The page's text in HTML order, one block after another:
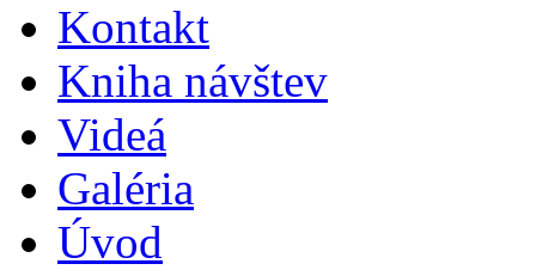
Kontakt
Kniha návštev
Videá
Galéria
Úvod